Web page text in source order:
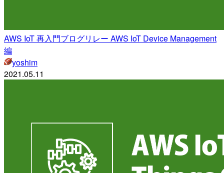
AWS IoT 再入門ブログリレー AWS IoT Device Management
編
yoshim
2021.05.11